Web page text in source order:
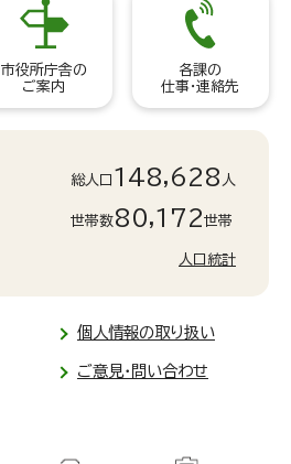
市役所庁舎の
ご案内
各課の
仕事・連絡先
総人口 148,628 人
世帯数80,172世帯
人口統計
個人情報の取り扱い
ご意見・問い合わせ